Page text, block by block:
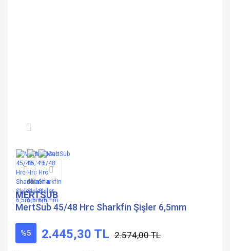
MERTSUB
MertSub 45/48 Hrc Sharkfin Şişler 6,5mm
%5 2.445,30 TL 2.574,00 TL